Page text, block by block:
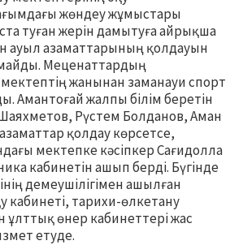
жөндеу жұмыстары
туған жерін дамытуға айрықша
ауыл азаматтарының қолдауын
Меценаттардың
мектептің жанынан заманауи спорт
Амантоғай жалпы білім беретін
Рүстем Болданов, Аман
қолдау көрсетсе,
мектепке кәсіпкер Сағидолла
кабинетін ашып берді. Бүгінде
демеушілігімен ашылған
кабинеті, тарихи-өлкетану
өнер кабинеттері жас
етуде.